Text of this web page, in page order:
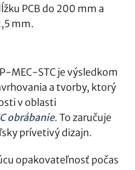
PCB do 200 mm a
mm.
MEC-STC je výsledkom
a tvorby, ktorý
v oblasti
obrábanie. To zaručuje
prívetivý dizajn.
opakovateľnosť počas